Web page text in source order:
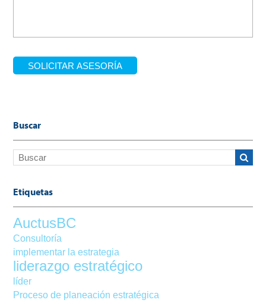
Buscar
Etiquetas
AuctusBC
Consultoría
implementar la estrategia
liderazgo estratégico
líder
Proceso de planeación estratégica